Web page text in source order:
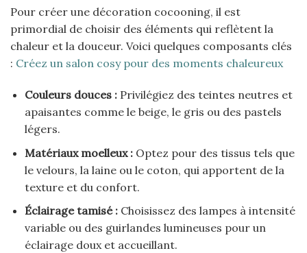
Pour créer une décoration cocooning, il est
primordial de choisir des éléments qui reflètent la
chaleur et la douceur. Voici quelques composants clés
: Créez un salon cosy pour des moments chaleureux
Couleurs douces :Privilégiez des teintes neutres et
apaisantes comme le beige, le gris ou des pastels
légers.
Matériaux moelleux :Optez pour des tissus tels que
le velours, la laine ou le coton, qui apportent de la
texture et du confort.
Éclairage tamisé :Choisissez des lampes à intensité
variable ou des guirlandes lumineuses pour un
éclairage doux et accueillant.